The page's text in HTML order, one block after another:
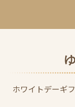
ホワイトデーギ